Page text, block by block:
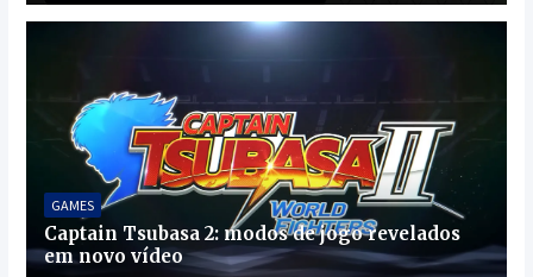
GAMES
Captain Tsubasa 2: modos de jogo revelados
em novo vídeo